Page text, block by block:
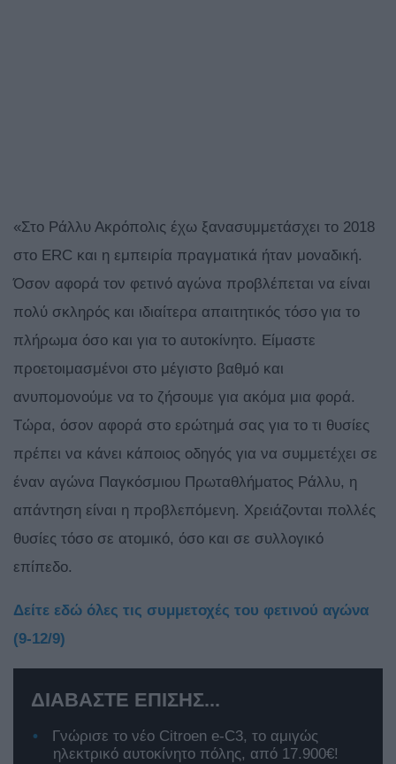
«Στο Ράλλυ Ακρόπολις έχω ξανασυμμετάσχει το 2018
στο ERC και η εμπειρία πραγματικά ήταν μοναδική.
Όσον αφορά τον φετινό αγώνα προβλέπεται να είναι
πολύ σκληρός και ιδιαίτερα απαιτητικός τόσο για το
πλήρωμα όσο και για το αυτοκίνητο. Είμαστε
προετοιμασμένοι στο μέγιστο βαθμό και
ανυπομονούμε να το ζήσουμε για ακόμα μια φορά.
Τώρα, όσον αφορά στο ερώτημά σας για το τι θυσίες
πρέπει να κάνει κάποιος οδηγός για να συμμετέχει σε
έναν αγώνα Παγκόσμιου Πρωταθλήματος Ράλλυ, η
απάντηση είναι η προβλεπόμενη. Χρειάζονται πολλές
θυσίες τόσο σε ατομικό, όσο και σε συλλογικό
επίπεδο.
Δείτε εδώ όλες τις συμμετοχές του φετινού αγώνα
(9-12/9)
ΔΙΑΒΑΣΤΕ ΕΠΙΣΗΣ...
Γνώρισε το νέο Citroen e-C3, το αμιγώς
ηλεκτρικό αυτοκίνητο πόλης, από 17.900€!